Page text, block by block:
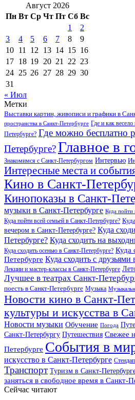
Август 2026
Пн Вт Ср Чт Пт Сб Вс
1
2
3
4 5 6 7 8
9
10 11 12 13 14 15 16
17 18 19 20 21 22 23
24 25 26 27 28 29 30
31
« Июл
Метки
Выставки картин, живописи и графики в
пространства в Санкт-Петербурге Где и как
Петербурге? Где можно бесплатно
Петербурге?Главное в
Знакомимся с Санкт-Петербургом Интервью
Интересные места и
Кино в Санкт-
Кинопоказы в Санкт-
музыки в Санкт-Петербурге Куда пойти
Куда пойти всей семьей в Санкт-Петербурге?
вечером в Санкт-Петербурге? Куда
Петербурге? Куда сходить на
Куда сходить осенью в Санкт-Петербурге? Куда
Петербурге Куда сходить с друзьями
Лекции и мастер-классы в Санкт-Петербурге
Лучшее в театрах Санкт-
поесть в Санкт-Петербурге Музыка
Новости кино в Санкт-
культуры и искусства в
Новости музыки Обучение Погода
Санкт-Петербургу Путешествия Свежее
Петербурге События в
искусство в Санкт-Петербурге
Транспорт Туризм в Санкт-
заняться в свободное время в Санкт-
Сейчас читают